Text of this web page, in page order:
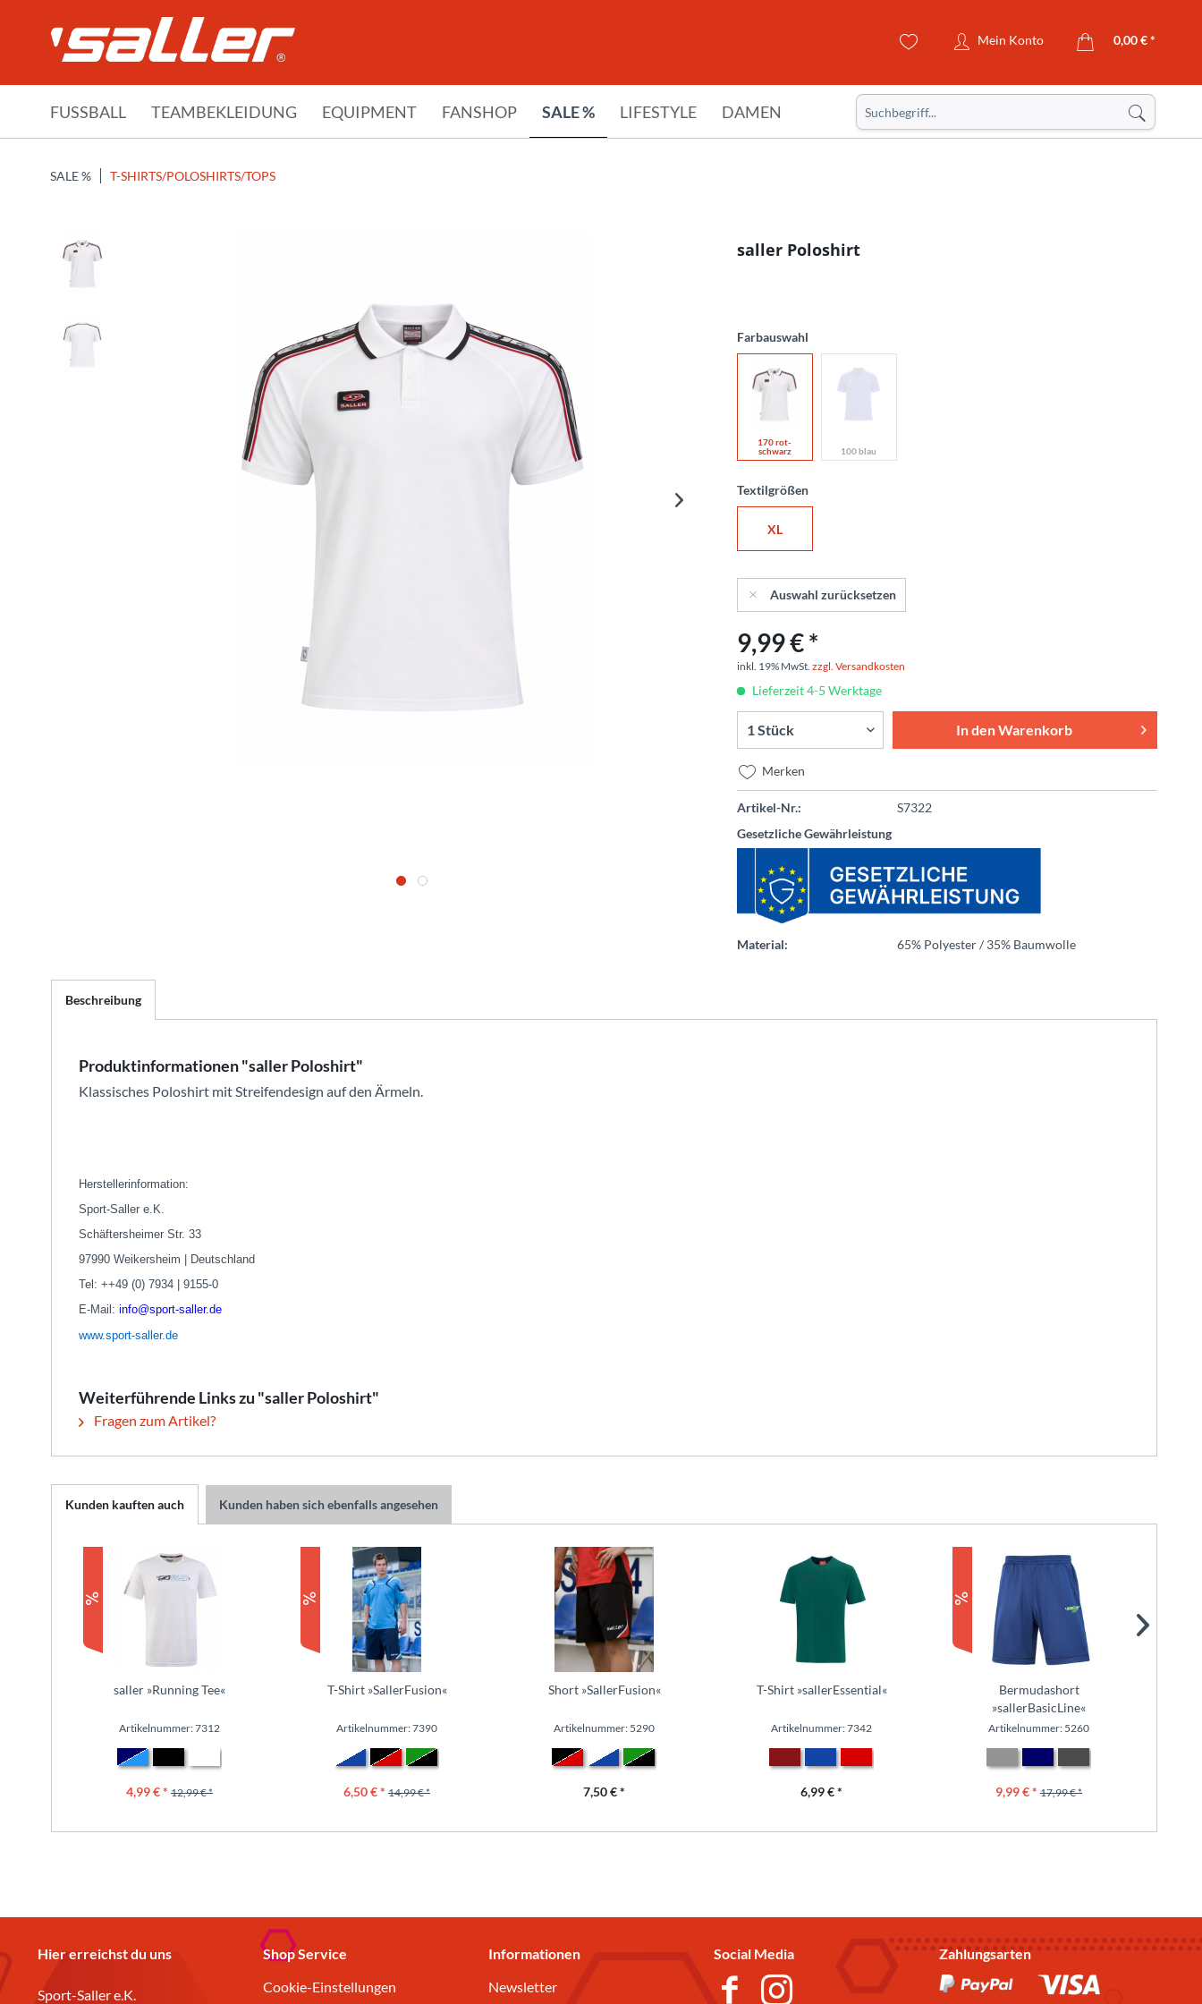
Mein Konto 0,00 € *
FUSSBALL TEAMBEKLEIDUNG EQUIPMENT FANSHOP SALE % LIFESTYLE DAMEN
SALE % T-SHIRTS/POLOSHIRTS/TOPS
saller Poloshirt
Farbauswahl
170 rot-
schwarz
100 blau
Textilgrößen
XL
Auswahl zurücksetzen
9,99 € *
inkl. 19% MwSt. zzgl. Versandkosten
Lieferzeit 4-5 Werktage
In denWarenkorb
Merken
Artikel-Nr.:
S7322
Gesetzliche Gewährleistung
Material: 65% Polyester / 35% Baumwolle
Beschreibung
Produktinformationen "saller Poloshirt"
Klassisches Poloshirt mit Streifendesign auf den Ärmeln.
Herstellerinformation:
Sport-Saller e.K.
Schäftersheimer Str. 33
97990 Weikersheim | Deutschland
Tel: ++49 (0) 7934 | 9155-0
E-Mail: info@sport-saller.de
www.sport-saller.de
Weiterführende Links zu "saller Poloshirt"
Fragen zum Artikel?
Kunden kauften auch Kunden haben sich ebenfalls angesehen
saller »Running Tee«
Artikelnummer: 7312
4,99 € * 12,99 € *
T-Shirt »SallerFusion«
Artikelnummer: 7390
6,50 € * 14,99 € *
Short »SallerFusion«
Artikelnummer: 5290
7,50 € *
T-Shirt »sallerEssential«
Artikelnummer: 7342
6,99 € *
Bermudashort
»sallerBasicLine«
Artikelnummer: 5260
9,99 € * 17,99 € *
Hier erreichst du uns
Sport-Saller e.K.
Shop Service
Cookie-Einstellungen
Informationen
Newsletter
Social Media Zahlungsarten